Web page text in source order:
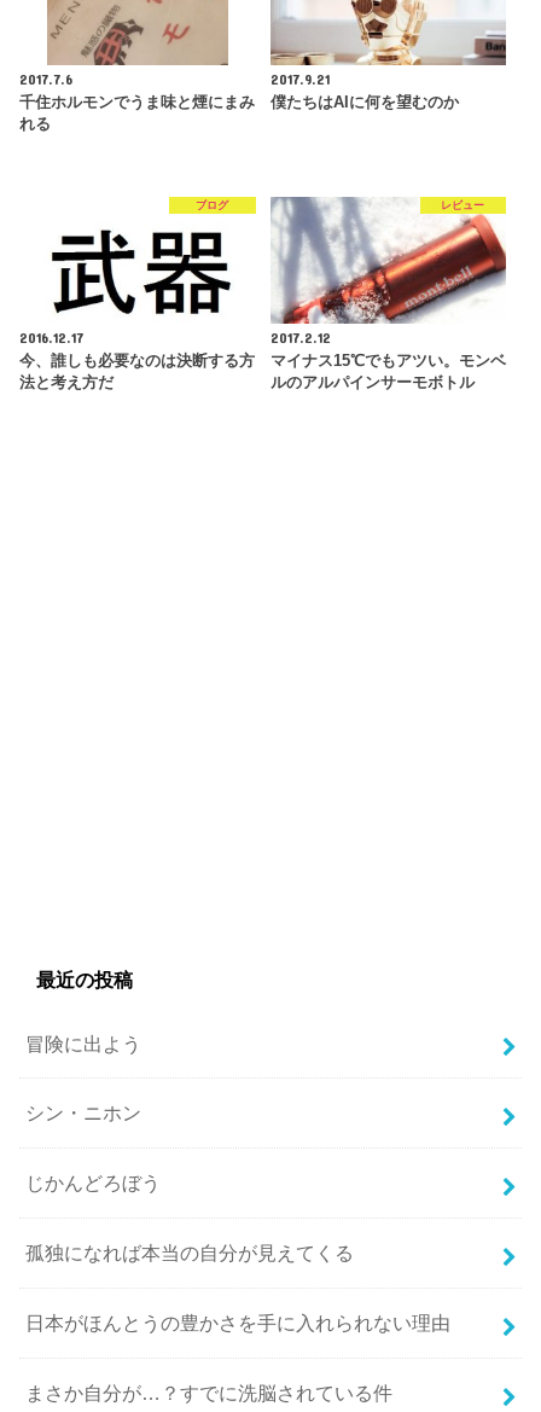
2017.7.6
千住ホルモンでうま味と煙にまみ
れる
2017.9.21
僕たちはAIに何を望むのか
ブログ
2016.12.17
今、誰しも必要なのは決断する方
法と考え方だ
レビュー
2017.2.12
マイナス15℃でもアツい。モンベ
ルのアルパインサーモボトル
最近の投稿
冒険に出よう
シン・ニホン
じかんどろぼう
孤独になれば本当の自分が見えてくる
日本がほんとうの豊かさを手に入れられない理由
まさか自分が…？すでに洗脳されている件